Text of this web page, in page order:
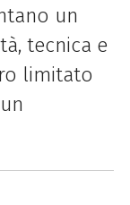
un
tecnica e
limitato